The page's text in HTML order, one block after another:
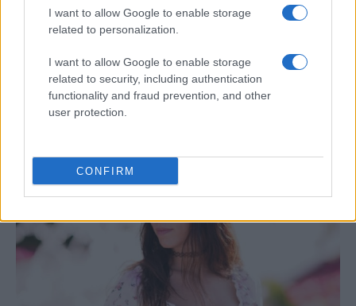
I want to allow Google to enable storage
related to personalization.
I want to allow Google to enable storage
related to security, including authentication
functionality and fraud prevention, and other
user protection.
CONFIRM
Jornadas Nacionales de Movilidad
Erasmus+ en la Universidad de Jaén
La Universidad de Jaén será el epicentro del…
INTERNACIONAL